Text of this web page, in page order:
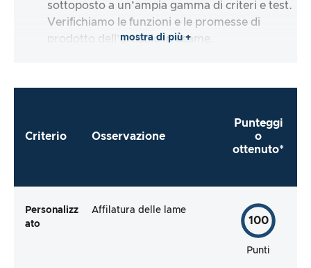
sottoposto a un’ampia gamma di criteri e test.
Verifichiamo le funzioni e le promesse di
prodotto dell’articolo in esame.
mostra di più +
Criterio Osservazione
Punteggi
o
ottenuto*
Personalizz
ato
Affilatura delle lame
100
Punti